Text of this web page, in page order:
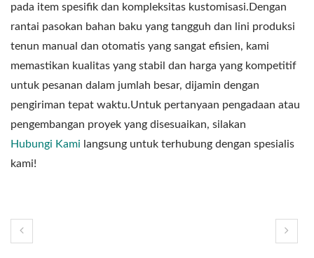
pada item spesifik dan kompleksitas kustomisasi.Dengan
rantai pasokan bahan baku yang tangguh dan lini produksi
tenun manual dan otomatis yang sangat efisien, kami
memastikan kualitas yang stabil dan harga yang kompetitif
untuk pesanan dalam jumlah besar, dijamin dengan
pengiriman tepat waktu.Untuk pertanyaan pengadaan atau
pengembangan proyek yang disesuaikan, silakan
Hubungi Kami langsung untuk terhubung dengan spesialis
kami!